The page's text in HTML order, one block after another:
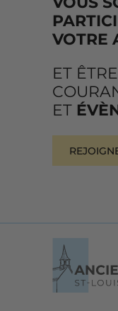
VOTRE
ET
ET